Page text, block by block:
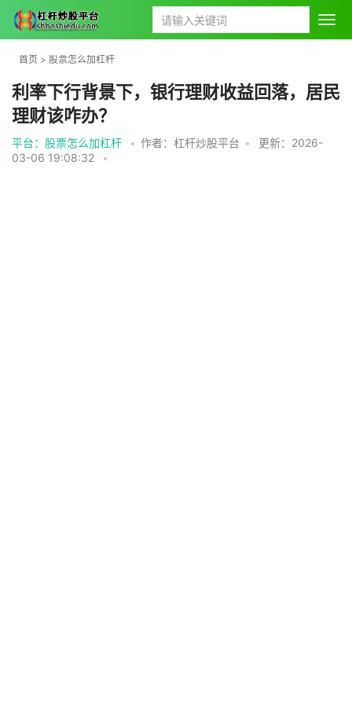
首页 > 股票怎么加杠杆
利率下行背景下，银行理财收益回落，居民
理财该咋办？
平台：股票怎么加杠杆 • 作者：杠杆炒股平台 •
更新：2026-
03-06 19:08:32
•